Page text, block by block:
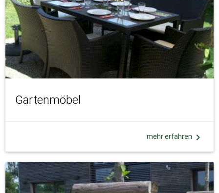
Gartenmöbel
mehr erfahren chevron_right